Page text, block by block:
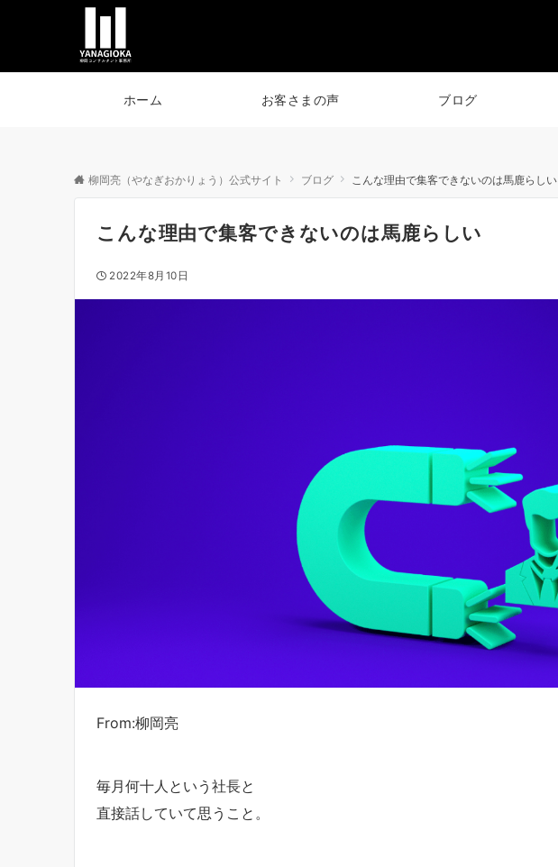
ホーム お客さまの声 ブログ
柳岡亮（やなぎおかりょう）公式サイト ブログ こんな理由で集客できないのは馬鹿らしい
こんな理由で集客できないのは馬鹿らしい
2022年8月10日
From:柳岡亮
毎月何十人という社長と
直接話していて思うこと。